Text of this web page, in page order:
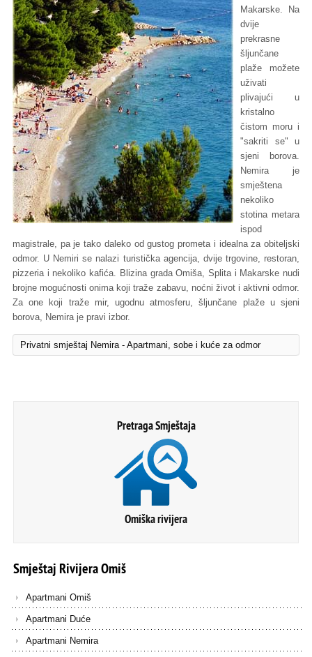
Makarske. Na
dvije
prekrasne
šljunčane
plaže možete
uživati
plivajući u
kristalno
čistom moru i
"sakriti se" u
sjeni borova.
Nemira je
smještena
nekoliko
stotina metara
ispod
magistrale, pa je tako daleko od gustog prometa i idealna za obiteljski
odmor. U Nemiri se nalazi turistička agencija, dvije trgovine, restoran,
pizzeria i nekoliko kafića. Blizina grada Omiša, Splita i Makarske nudi
brojne mogućnosti onima koji traže zabavu, noćni život i aktivni odmor.
Za one koji traže mir, ugodnu atmosferu, šljunčane plaže u sjeni
borova, Nemira je pravi izbor.
Privatni smještaj Nemira - Apartmani, sobe i kuće za odmor
Pretraga Smještaja
Omiška rivijera
SmještajRivijeraOmiš
Apartmani Omiš
Apartmani Duće
Apartmani Nemira